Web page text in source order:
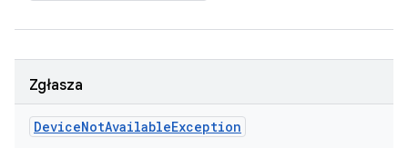
Zgłasza
DeviceNotAvailableException